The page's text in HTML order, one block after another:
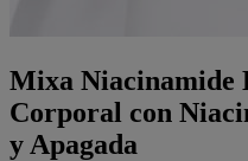
Mixa Niacinamide
Corporal con
y Apagada